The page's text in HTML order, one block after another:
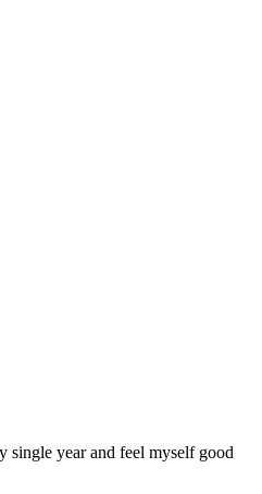
single year and feel myself good